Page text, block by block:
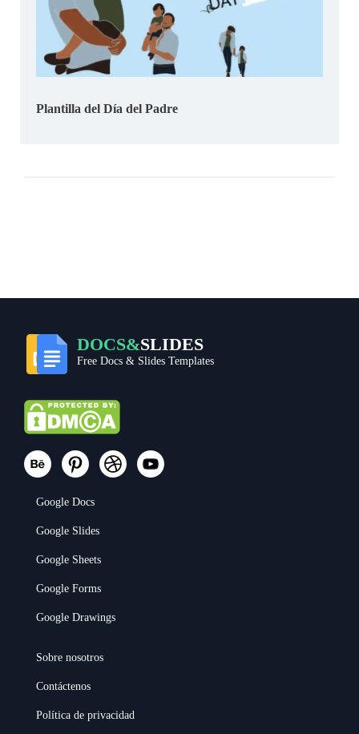
Plantilla del Día del Padre
DOCS&SLIDES
Free Docs & Slides Templates
Google Docs
Google Slides
Google Sheets
Google Forms
Google Drawings
Sobre nosotros
Contáctenos
Política de privacidad